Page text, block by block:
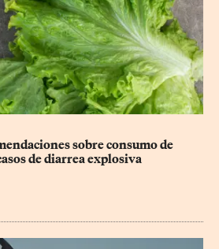
sobre consumo de
de diarrea explosiva